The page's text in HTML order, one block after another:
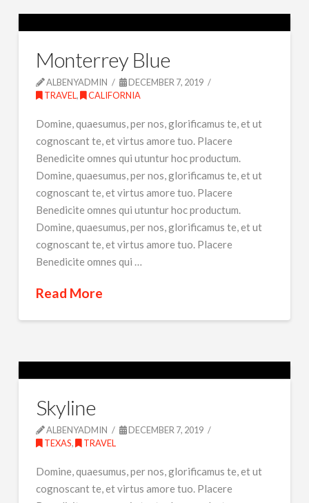
Monterrey Blue
ALBENYADMIN
DECEMBER 7, 2019
TRAVEL, CALIFORNIA
Domine, quaesumus, per nos, glorificamus te, et ut
cognoscant te, et virtus amore tuo. Placere
Benedicite omnes qui utuntur hoc productum.
Domine, quaesumus, per nos, glorificamus te, et ut
cognoscant te, et virtus amore tuo. Placere
Benedicite omnes qui utuntur hoc productum.
Domine, quaesumus, per nos, glorificamus te, et ut
cognoscant te, et virtus amore tuo. Placere
Benedicite omnes qui …
Read More
Skyline
ALBENYADMIN
DECEMBER 7, 2019
TEXAS, TRAVEL
Domine, quaesumus, per nos, glorificamus te, et ut
cognoscant te, et virtus amore tuo. Placere